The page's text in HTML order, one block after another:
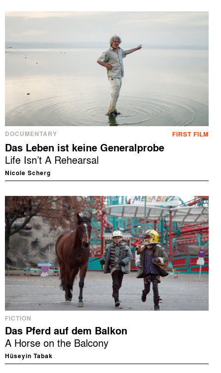
DOCUMENTARY FIRST FILM
Das Leben ist keine Generalprobe
Life Isn’t A Rehearsal
Nicole Scherg
FICTION
Das Pferd auf dem Balkon
A Horse on the Balcony
Hüseyin Tabak